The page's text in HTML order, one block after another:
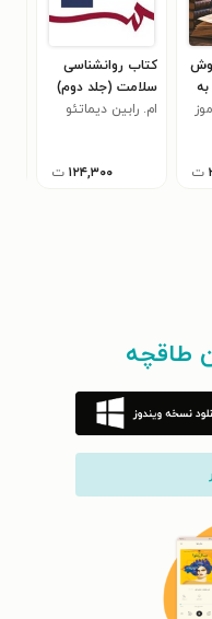
ت
کتاب روانشناسی
سلامت (جلد دوم)
ام. رابین دیماتئو
۱۲۴,۳۰۰ ت
طاقچه